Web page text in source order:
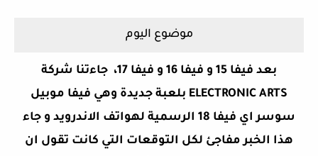
موضوع اليوم
بعد فيفا 15 و فيفا 16 و فيفا 17، جاءتنا شركة
ELECTRONIC ARTS بلعبة جديدة وهي فيفا موبيل
سوسر اي فيفا 18 الرسمية لهواتف الاندرويد و جاء
هذا الخبر مفاجئ لكل التوقعات التي كانت تقول ان